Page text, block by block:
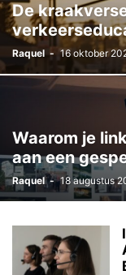
De
Raquel - 16 oktober
Waarom je
aan een
Raquel - 18 augustus